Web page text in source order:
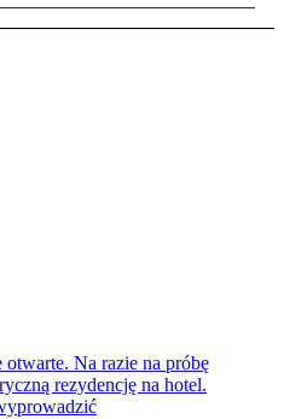
Na razie na próbę
rezydencję na hotel.